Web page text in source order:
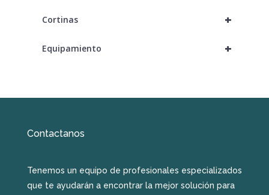
+
Cortinas
+
Equipamiento
Contactanos
Tenemos un equipo de profesionales especializados
que te ayudarán a encontrar la mejor solución para